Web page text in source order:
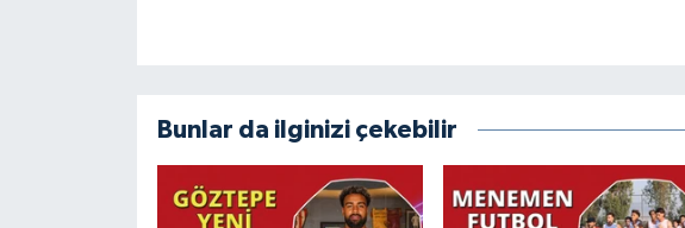
Bunlar da ilginizi çekebilir